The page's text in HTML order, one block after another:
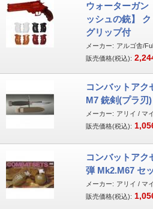
ウォーターガ
ッシュの銃】
グリップ付
メーカー: アルゴ舎/
販売価格(税込):
コンバットアク
M7 銃剣(プラ刃
メーカー: アリイ / マ
販売価格(税込):
コンバットアク
弾 Mk2.M67 セ
メーカー: アリイ / マ
販売価格(税込):